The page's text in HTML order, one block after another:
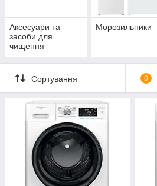
Аксесуари та
засоби для
чищення
Морозильники
Сортування 0